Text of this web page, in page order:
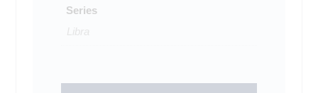
Series
Libra